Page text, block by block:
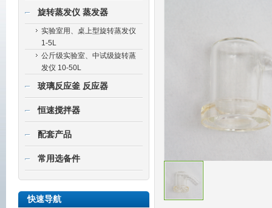
旋转蒸发仪 蒸发器
实验室用、桌上型旋转蒸发仪
1-5L
公斤级实验室、中试级旋转蒸
发仪 10-50L
玻璃反应釜 反应器
恒速搅拌器
配套产品
常用选备件
快速导航